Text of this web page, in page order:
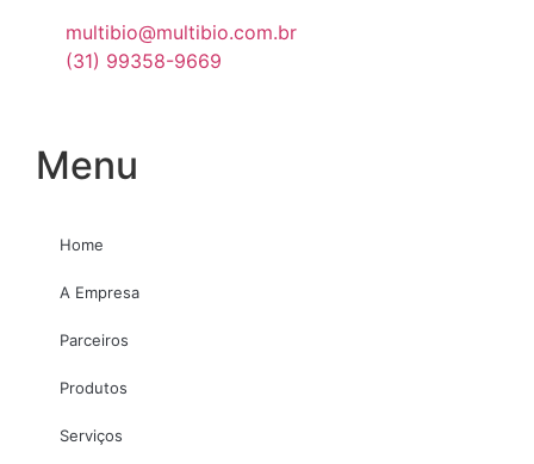
multibio@multibio.com.br
(31) 99358-9669
Menu
Home
A Empresa
Parceiros
Produtos
Serviços